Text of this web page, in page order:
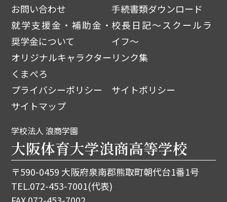
お問い合わせ
手続書類ダウンロード
就学支援金・補助金・
奨学金について
校長日記～スクールラ
イフ～
オリジナルキャラクター
くまぺろ
リンク集
プライバシーポリシー
サイトポリシー
サイトマップ
学校法人 浪商学園
大阪体育大学浪商高等学校
〒590-0459 大阪府泉南郡熊取町朝代台1番1号
TEL.072-453-7001(代表)